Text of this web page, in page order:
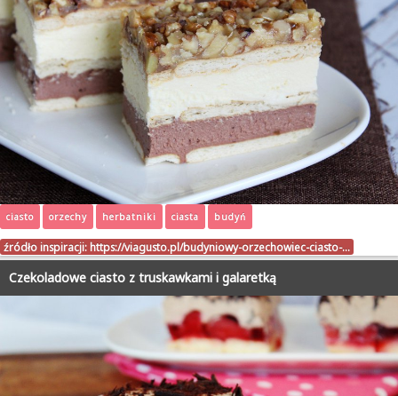
ciasto orzechy herbatniki ciasta budyń
źródło inspiracji: https://viagusto.pl/budyniowy-orzechowiec-ciasto-…
Czekoladowe ciasto z truskawkami i galaretką